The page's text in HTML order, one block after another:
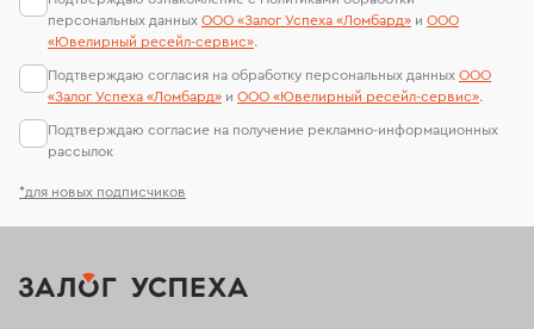
*для новых подписчиков
персональных данных ООО «Залог Успеха «Ломбард» и ООО
«Ювелирный ресейл-сервиc».
Подтверждаю согласия на обработку персональных данных ООО
«Залог Успеха «Ломбард» и ООО «Ювелирный ресейл-сервиc».
Подтверждаю согласие на получение рекламно-информационных
рассылок